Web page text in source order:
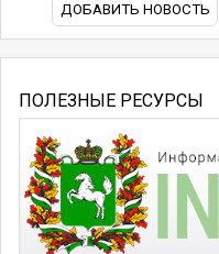
ДОБАВИТЬ НОВОСТЬ
ПОЛЕЗНЫЕ РЕСУРСЫ